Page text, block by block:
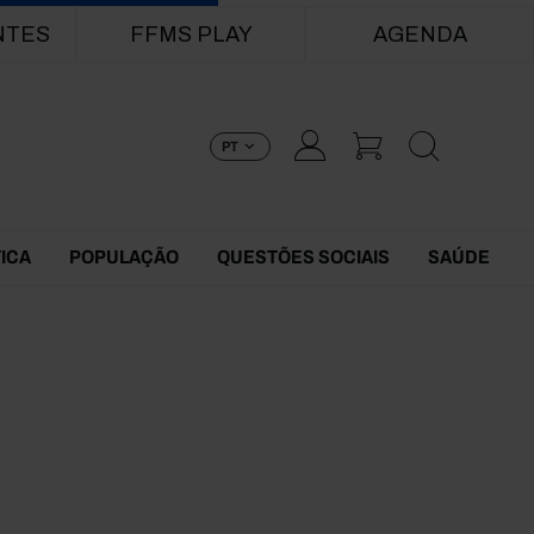
FFMS PLAY AGENDA
PT
POPULAÇÃO QUESTÕES SOCIAIS SAÚDE